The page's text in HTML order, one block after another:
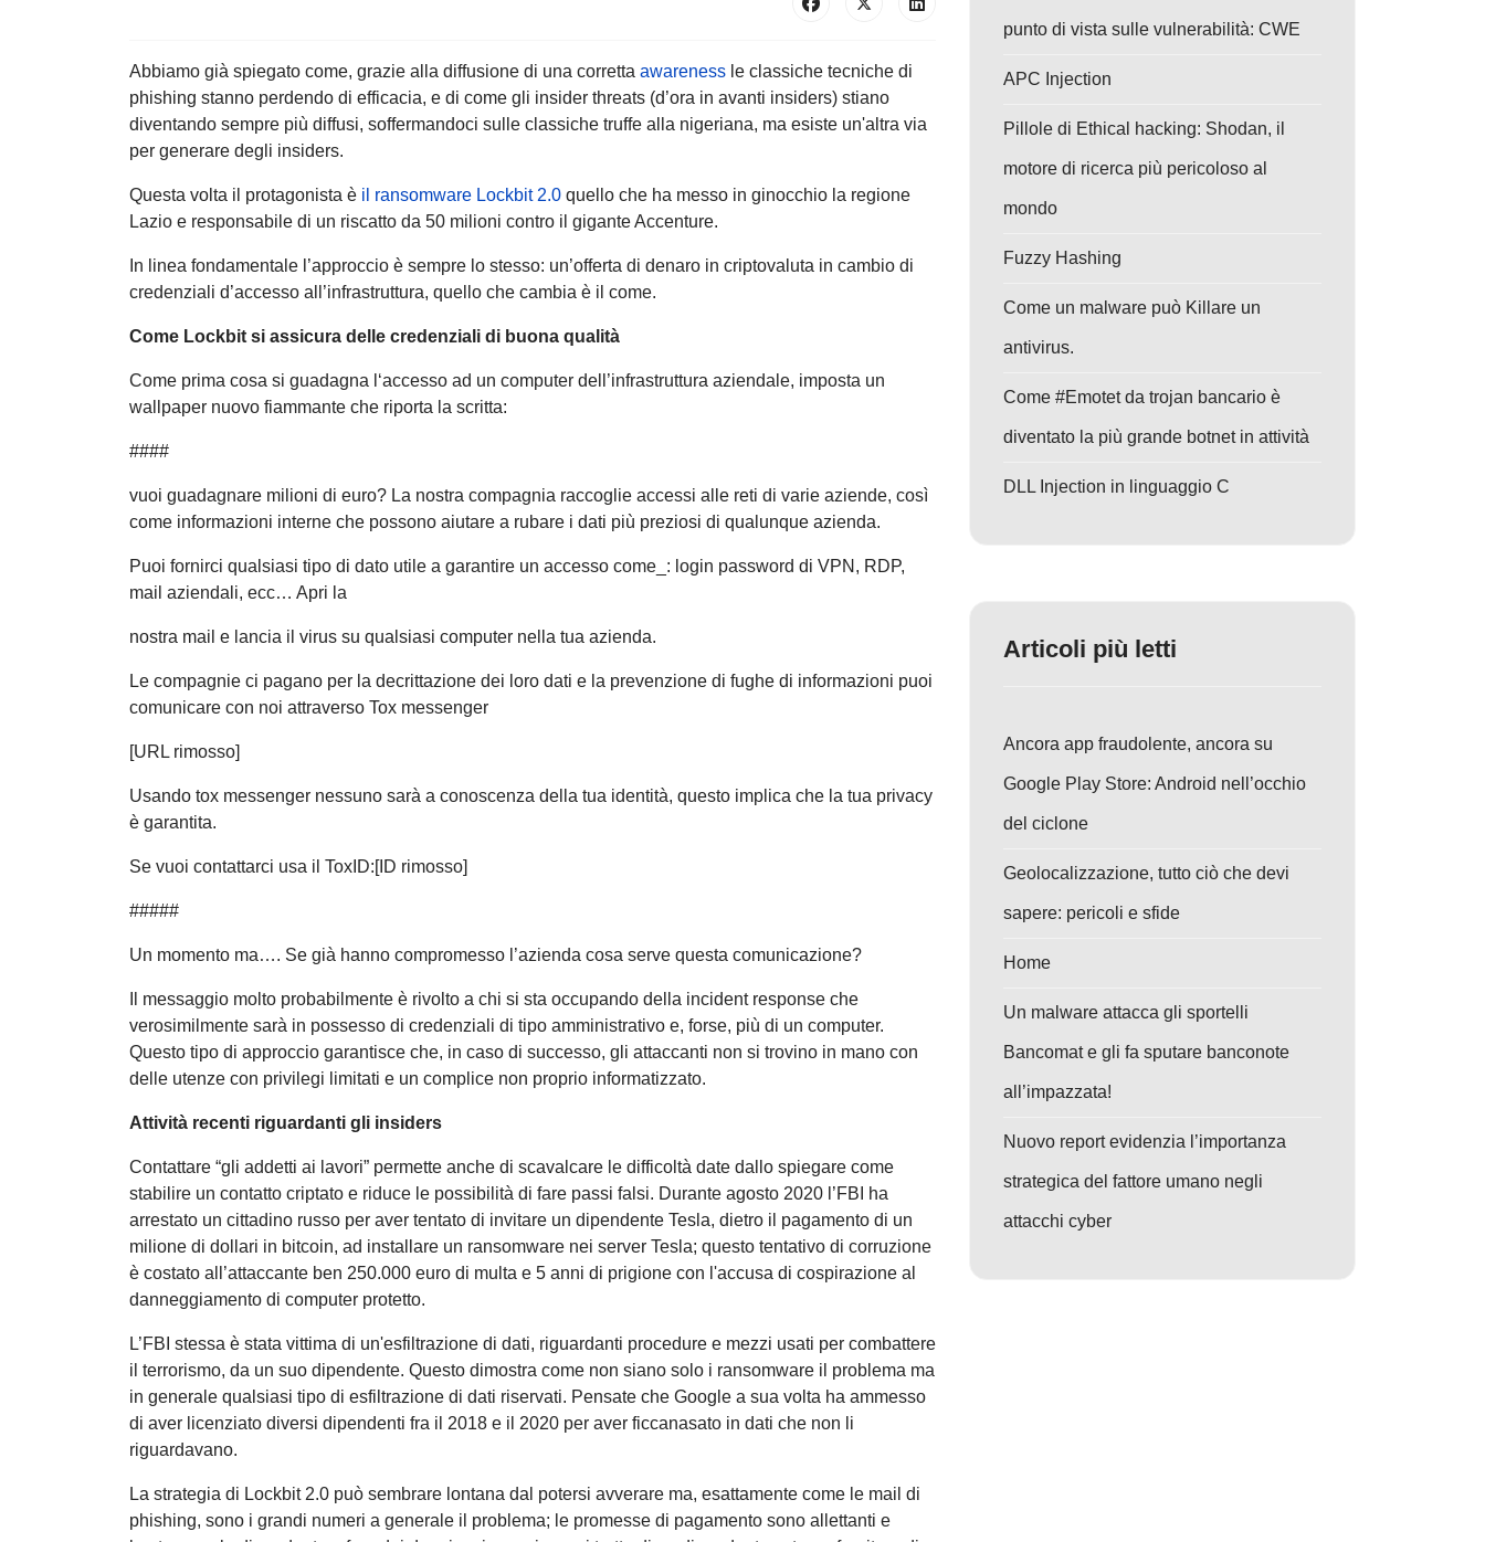
Abbiamo già spiegato come, grazie alla diffusione di una corretta awareness le classiche tecniche di
phishing stanno perdendo di efficacia, e di come gli insider threats (d’ora in avanti insiders) stiano
diventando sempre più diffusi, soffermandoci sulle classiche truffe alla nigeriana, ma esiste un'altra via
per generare degli insiders.
Questa volta il protagonista è il ransomware Lockbit 2.0 quello che ha messo in ginocchio la regione
Lazio e responsabile di un riscatto da 50 milioni contro il gigante Accenture.
In linea fondamentale l’approccio è sempre lo stesso: un’offerta di denaro in criptovaluta in cambio di
credenziali d’accesso all’infrastruttura, quello che cambia è il come.
Come Lockbit si assicura delle credenziali di buona qualità
Come prima cosa si guadagna l‘accesso ad un computer dell’infrastruttura aziendale, imposta un
wallpaper nuovo fiammante che riporta la scritta:
####
vuoi guadagnare milioni di euro? La nostra compagnia raccoglie accessi alle reti di varie aziende, così
come informazioni interne che possono aiutare a rubare i dati più preziosi di qualunque azienda.
Puoi fornirci qualsiasi tipo di dato utile a garantire un accesso come_: login password di VPN, RDP,
mail aziendali, ecc… Apri la
nostra mail e lancia il virus su qualsiasi computer nella tua azienda.
Le compagnie ci pagano per la decrittazione dei loro dati e la prevenzione di fughe di informazioni puoi
comunicare con noi attraverso Tox messenger
[URL rimosso]
Usando tox messenger nessuno sarà a conoscenza della tua identità, questo implica che la tua privacy
è garantita.
Se vuoi contattarci usa il ToxID:[ID rimosso]
#####
Un momento ma…. Se già hanno compromesso l’azienda cosa serve questa comunicazione?
Il messaggio molto probabilmente è rivolto a chi si sta occupando della incident response che
verosimilmente sarà in possesso di credenziali di tipo amministrativo e, forse, più di un computer.
Questo tipo di approccio garantisce che, in caso di successo, gli attaccanti non si trovino in mano con
delle utenze con privilegi limitati e un complice non proprio informatizzato.
Attività recenti riguardanti gli insiders
Contattare “gli addetti ai lavori” permette anche di scavalcare le difficoltà date dallo spiegare come
stabilire un contatto criptato e riduce le possibilità di fare passi falsi. Durante agosto 2020 l’FBI ha
arrestato un cittadino russo per aver tentato di invitare un dipendente Tesla, dietro il pagamento di un
milione di dollari in bitcoin, ad installare un ransomware nei server Tesla; questo tentativo di corruzione
è costato all’attaccante ben 250.000 euro di multa e 5 anni di prigione con l'accusa di cospirazione al
danneggiamento di computer protetto.
L’FBI stessa è stata vittima di un'esfiltrazione di dati, riguardanti procedure e mezzi usati per combattere
il terrorismo, da un suo dipendente. Questo dimostra come non siano solo i ransomware il problema ma
in generale qualsiasi tipo di esfiltrazione di dati riservati. Pensate che Google a sua volta ha ammesso
di aver licenziato diversi dipendenti fra il 2018 e il 2020 per aver ficcanasato in dati che non li
riguardavano.
La strategia di Lockbit 2.0 può sembrare lontana dal potersi avverare ma, esattamente come le mail di
phishing, sono i grandi numeri a generale il problema; le promesse di pagamento sono allettanti e
punto di vista sulle vulnerabilità: CWE
APC Injection
Pillole di Ethical hacking: Shodan, il
motore di ricerca più pericoloso al
mondo
Fuzzy Hashing
Come un malware può Killare un
antivirus.
Come #Emotet da trojan bancario è
diventato la più grande botnet in attività
DLL Injection in linguaggio C
Articoli più letti
Ancora app fraudolente, ancora su
Google Play Store: Android nell’occhio
del ciclone
Geolocalizzazione, tutto ciò che devi
sapere: pericoli e sfide
Home
Un malware attacca gli sportelli
Bancomat e gli fa sputare banconote
all’impazzata!
Nuovo report evidenzia l’importanza
strategica del fattore umano negli
attacchi cyber